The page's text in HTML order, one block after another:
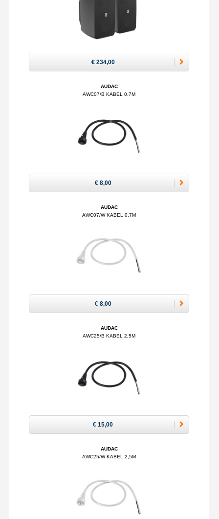
€ 234,00
AUDAC
AWC07/B KABEL 0,7M
€ 8,00
AUDAC
AWC07/W KABEL 0,7M
€ 8,00
AUDAC
AWC25/B KABEL 2,5M
€ 15,00
AUDAC
AWC25/W KABEL 2,5M